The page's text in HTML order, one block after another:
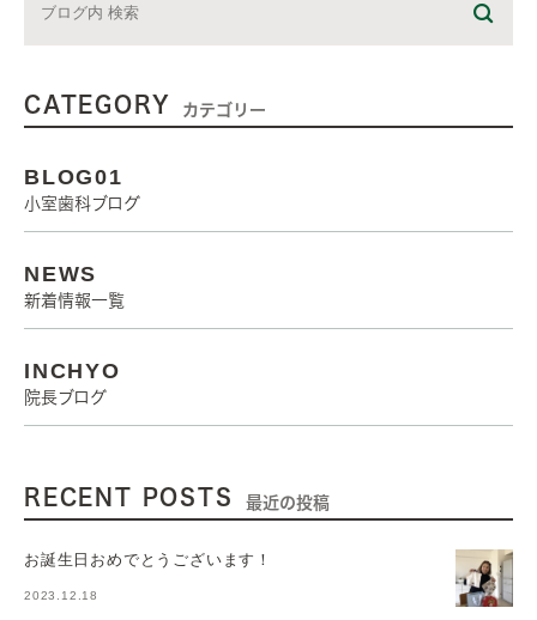
CATEGORY カテゴリー
BLOG01
小室歯科ブログ
NEWS
新着情報一覧
INCHYO
院長ブログ
RECENT POSTS 最近の投稿
お誕生日おめでとうございます！
2023.12.18